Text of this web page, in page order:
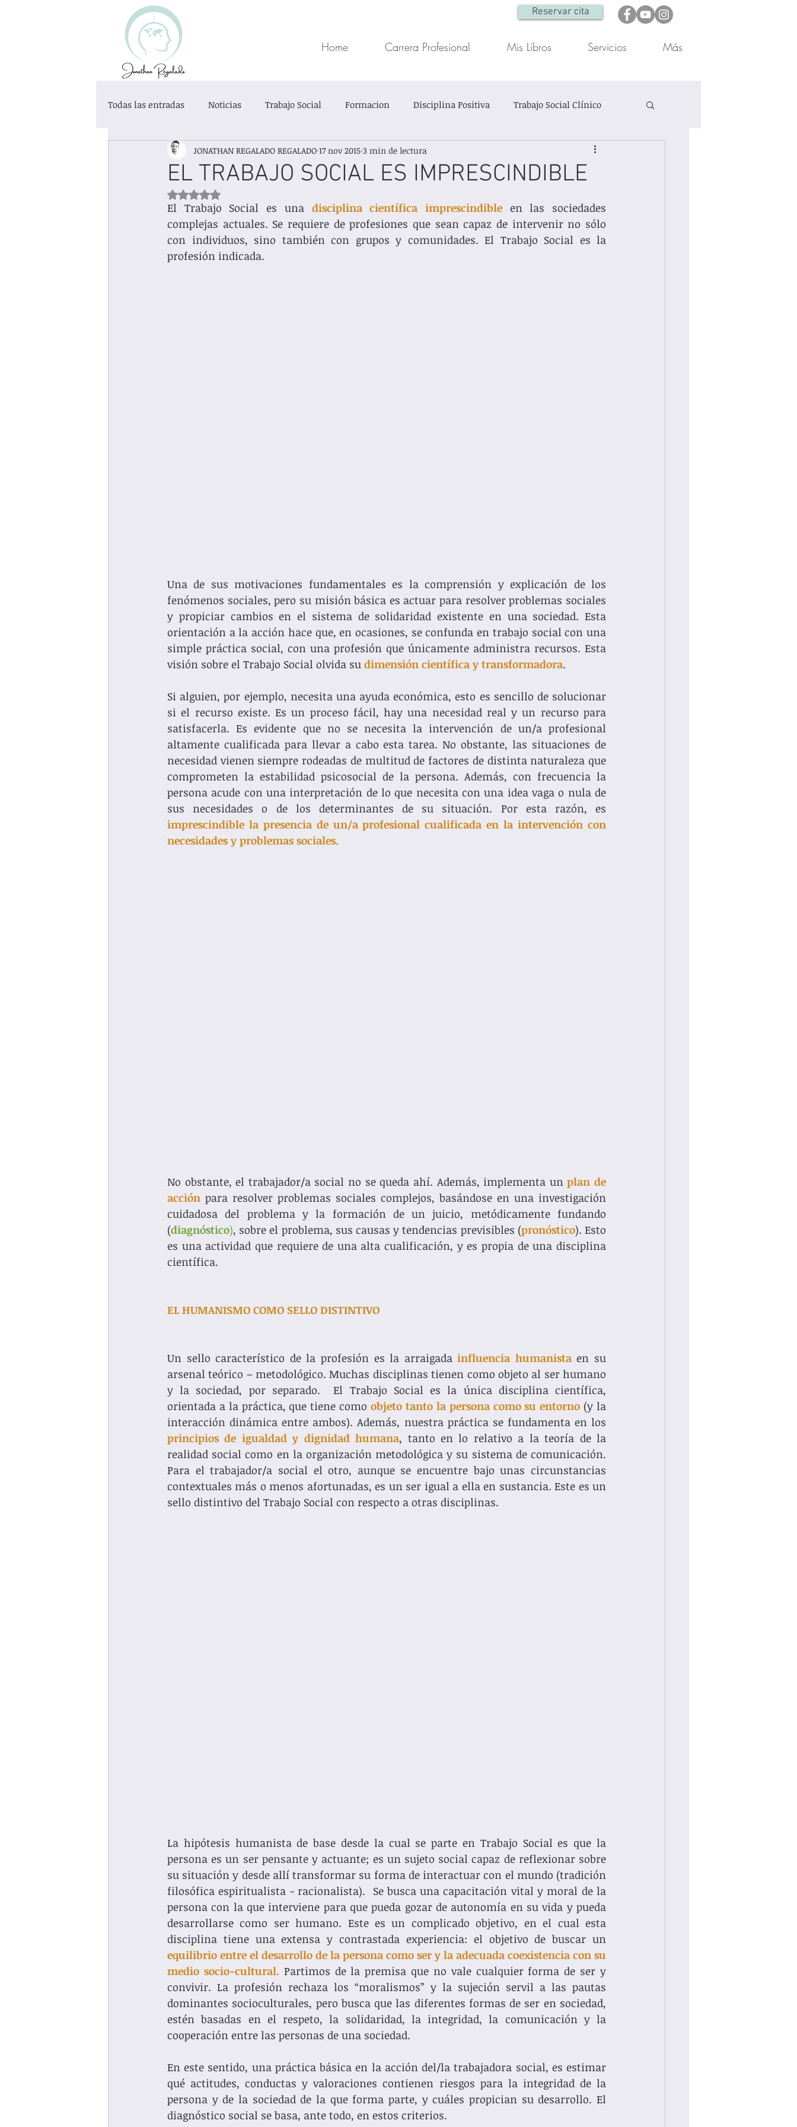
Reservar cita
Home Carrera Profesional Mis Libros Servicios Más
Todas las entradas Noticias Trabajo Social Formacion Disciplina Positiva Trabajo Social Clínico
Desarrollo Personal Educación Infantil Trabajo Social Clínico Reflexiones
Exclusión Social
EL TRABAJO SOCIAL ES IMPRESCINDIBLE
JONATHAN REGALADO REGALADO 17 nov 2015 3 min de lectura
Obtuvo NaN de 5 estrellas.
El Trabajo Social es una disciplina científica imprescindible en las sociedades
complejas actuales. Se requiere de profesiones que sean capaz de intervenir no sólo
con individuos, sino también con grupos y comunidades. El Trabajo Social es la
profesión indicada.
Una de sus motivaciones fundamentales es la comprensión y explicación de los
fenómenos sociales, pero su misión básica es actuar para resolver problemas sociales
y propiciar cambios en el sistema de solidaridad existente en una sociedad. Esta
orientación a la acción hace que, en ocasiones, se confunda en trabajo social con una
simple práctica social, con una profesión que únicamente administra recursos. Esta
visión sobre el Trabajo Social olvida su dimensión científica y transformadora.
Si alguien, por ejemplo, necesita una ayuda económica, esto es sencillo de solucionar
si el recurso existe. Es un proceso fácil, hay una necesidad real y un recurso para
satisfacerla. Es evidente que no se necesita la intervención de un/a profesional
altamente cualificada para llevar a cabo esta tarea. No obstante, las situaciones de
necesidad vienen siempre rodeadas de multitud de factores de distinta naturaleza que
comprometen la estabilidad psicosocial de la persona. Además, con frecuencia la
persona acude con una interpretación de lo que necesita con una idea vaga o nula de
imprescindible la presencia de un/a profesional cualificada en la intervención con
necesidades y problemas sociales.
No obstante, el trabajador/a social no se queda ahí. Además, implementa un plan de
acción para resolver problemas sociales complejos, basándose en una investigación
cuidadosa del problema y la formación de un juicio, metódicamente fundando
(diagnóstico), sobre el problema, sus causas y tendencias previsibles (pronóstico). Esto
es una actividad que requiere de una alta cualificación, y es propia de una disciplina
científica.
EL HUMANISMO COMO SELLO DISTINTIVO
Un sello característico de la profesión es la arraigada influencia humanista en su
arsenal teórico – metodológico. Muchas disciplinas tienen como objeto al ser humano
y la sociedad, por separado.  El Trabajo Social es la única disciplina científica,
orientada a la práctica, que tiene como objeto tanto la persona como su entorno (y la
principios de igualdad y dignidad humana, tanto en lo relativo a la teoría de la
realidad social como en la organización metodológica y su sistema de comunicación.
Para el trabajador/a social el otro, aunque se encuentre bajo unas circunstancias
contextuales más o menos afortunadas, es un ser igual a ella en sustancia. Este es un
sello distintivo del Trabajo Social con respecto a otras disciplinas.
La hipótesis humanista de base desde la cual se parte en Trabajo Social es que la
persona es un ser pensante y actuante; es un sujeto social capaz de reflexionar sobre
su situación y desde allí transformar su forma de interactuar con el mundo (tradición
filosófica espiritualista - racionalista).  Se busca una capacitación vital y moral de la
persona con la que interviene para que pueda gozar de autonomía en su vida y pueda
desarrollarse como ser humano. Este es un complicado objetivo, en el cual esta
equilibrio entre el desarrollo de la persona como ser y la adecuada coexistencia con su
medio socio-cultural. Partimos de la premisa que no vale cualquier forma de ser y
convivir. La profesión rechaza los “moralismos” y la sujeción servil a las pautas
dominantes socioculturales, pero busca que las diferentes formas de ser en sociedad,
estén basadas en el respeto, la solidaridad, la integridad, la comunicación y la
cooperación entre las personas de una sociedad.
En este sentido, una práctica básica en la acción del/la trabajadora social, es estimar
qué actitudes, conductas y valoraciones contienen riesgos para la integridad de la
persona y de la sociedad de la que forma parte, y cuáles propician su desarrollo. El
diagnóstico social se basa, ante todo, en estos criterios.